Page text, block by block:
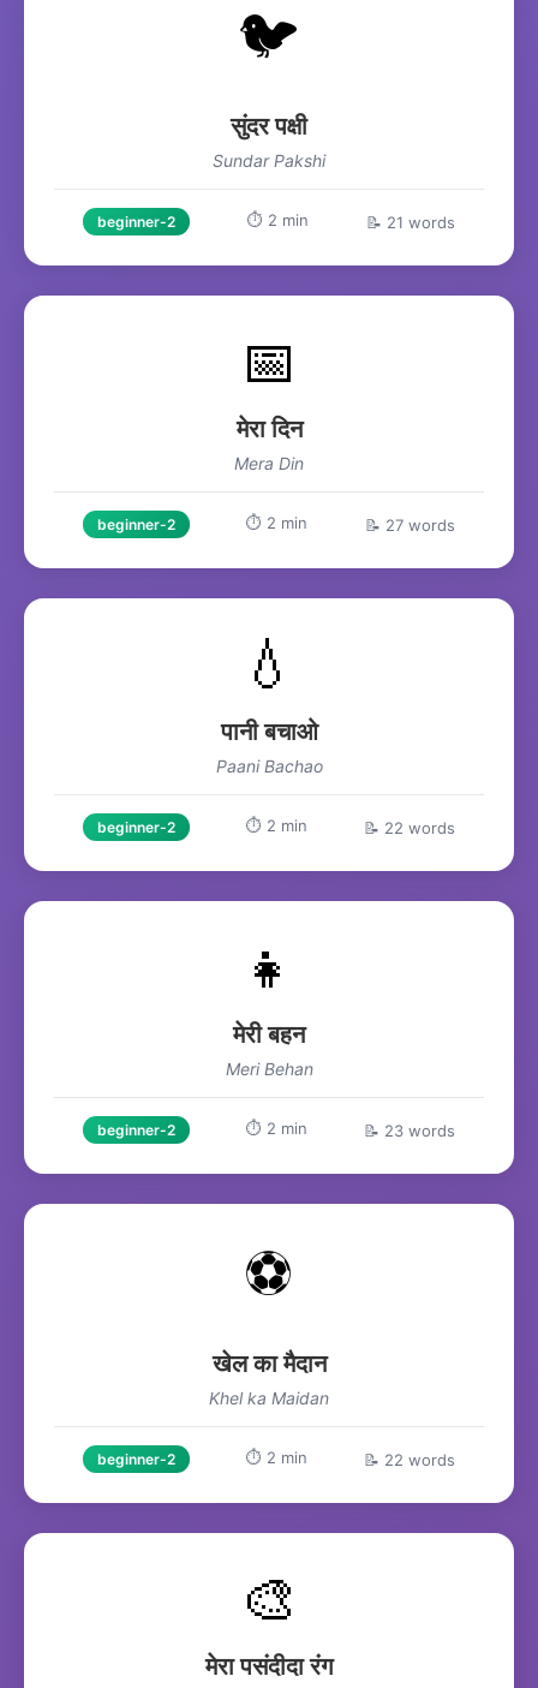
🐦
सुंदर पक्षी
Sundar Pakshi
beginner-2 ⏱️ 2 min 📝 21 words
📅
मेरा दिन
Mera Din
beginner-2 ⏱️ 2 min 📝 27 words
💧
पानी बचाओ
Paani Bachao
beginner-2 ⏱️ 2 min 📝 22 words
👧
मेरी बहन
Meri Behan
beginner-2 ⏱️ 2 min 📝 23 words
⚽
खेल का मैदान
Khel ka Maidan
beginner-2 ⏱️ 2 min 📝 22 words
🎨
मेरा पसंदीदा रंग